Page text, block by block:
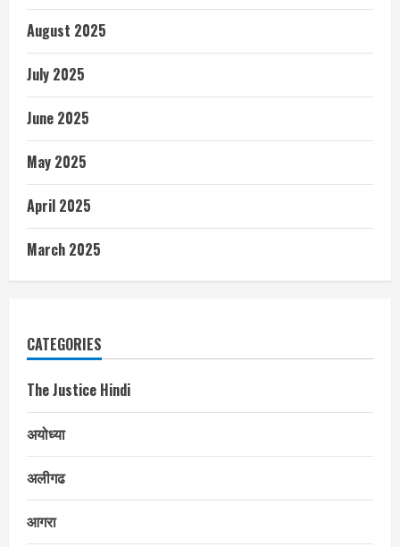
August 2025
July 2025
June 2025
May 2025
April 2025
March 2025
CATEGORIES
The Justice Hindi
अयोध्या
अलीगढ
आगरा